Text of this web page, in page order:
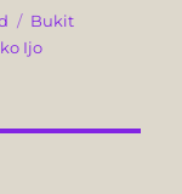
T
a
Bukit
Ijo